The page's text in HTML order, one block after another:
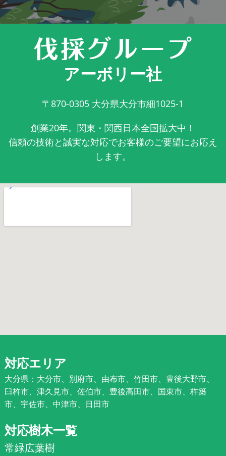
アーボリー社
〒870-0305 大分県大分市細1025-1
創業20年。関東・関西日本全国拡大中！
信頼の技術と誠実な対応でお客様のご要望にお応え
します。
対応エリア
大分県：大分市、別府市、由布市、竹田市、豊後大野市、
臼杵市、津久見市、佐伯市、豊後高田市、国東市、杵築
市、宇佐市、中津市、日田市
対応樹木一覧
常緑広葉樹